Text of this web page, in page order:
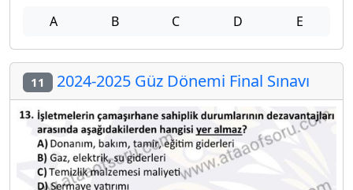
A B C D E
11 2024-2025 Güz Dönemi Final Sınavı